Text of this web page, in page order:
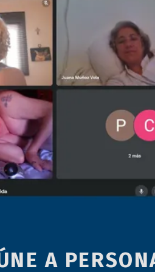
A